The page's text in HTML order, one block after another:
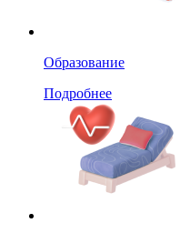
Образование
Подробнее